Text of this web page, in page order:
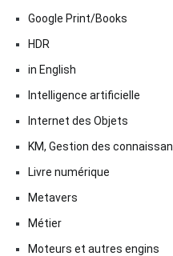
Google Print/Books
HDR
in English
Intelligence artificielle
Internet des Objets
KM, Gestion des
Livre numérique
Metavers
Métier
Moteurs et autres engins